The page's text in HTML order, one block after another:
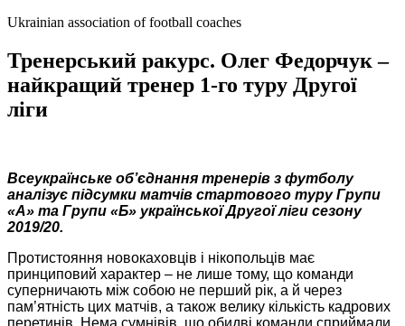
Ukrainian association of football coaches
Тренерський ракурс. Олег Федорчук –
найкращий тренер 1-го туру Другої
ліги
Всеукраїнське об’єднання тренерів з футболу
аналізує підсумки матчів стартового туру Групи
«А» та Групи «Б» української Другої ліги сезону
2019/20.
Протистояння новокаховців і нікопольців має
принциповий характер – не лише тому, що команди
суперничають між собою не перший рік, а й через
пам’ятність цих матчів, а також велику кількість кадрових
перетинів. Нема сумнівів, що обидві команди сприймали